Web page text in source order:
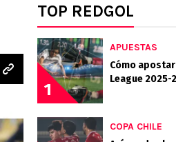
TOP REDGOL
1
APUESTAS
Cómo
League 2025-
COPA CHILE